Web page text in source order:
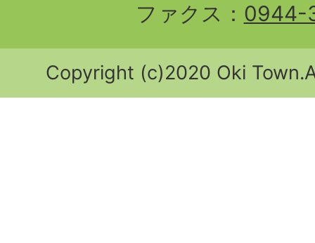
ファクス： 0944-
Copyright (c)2020 Oki